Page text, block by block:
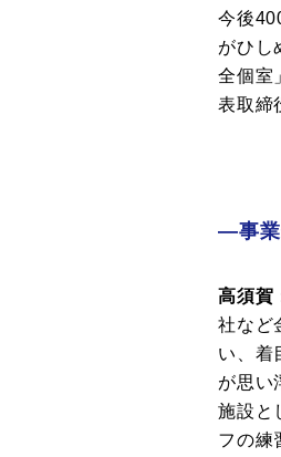
今後
がひし
全個室
表取締
―事業
高須賀
社など
い、着
が思い
施設と
フの練